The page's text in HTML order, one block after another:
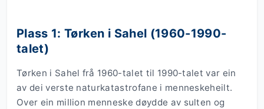
Plass 1: Tørken i Sahel (1960-1990-
talet)
Tørken i Sahel frå 1960-talet til 1990-talet var ein
av dei verste naturkatastrofane i menneskeheilt.
Over ein million menneske døydde av sulten og